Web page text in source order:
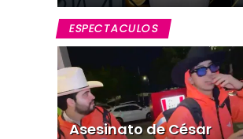
ESPECTACULOS
Asesinato de César